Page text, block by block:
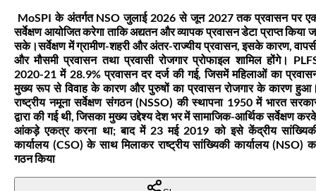
MoSPI के अंतर्गत NSO जुलाई 2026 से जून 2027 तक प्रवासन पर
सर्वेक्षण आयोजित करेगा ताकि अद्यतन और व्यापक प्रवासन डेटा प्राप्त किया
सके।सर्वेक्षण में ग्रामीण-शहरी और अंतर-राज्यीय प्रवासन, इसके कारण,
और मौसमी प्रवासन तथा प्रवासी रोजगार प्रोफाइल शामिल होंगे।
2020-21 में 28.9% प्रवासन दर दर्ज की गई, जिसमें महिलाओं का
मुख्य रूप से विवाह के कारण और पुरुषों का प्रवासन रोजगार के कारण
राष्ट्रीय नमूना सर्वेक्षण संगठन (NSSO) की स्थापना 1950 में भारत
द्वारा की गई थी, जिसका मुख्य उद्देश्य देश भर में सामाजिक-आर्थिक सर्वेक्षण
आंकड़े एकत्र करना था; बाद में 23 मई 2019 को इसे केंद्रीय
कार्यालय (CSO) के साथ मिलाकर राष्ट्रीय सांख्यिकी कार्यालय (NSO)
गठन किया